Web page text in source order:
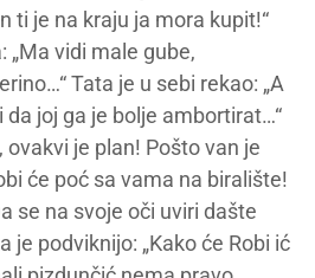
ti je na kraju ja mora kupit!“
„Ma vidi male gube,
Tata je u sebi rekao: „A
da joj ga je bolje ambortirat…“
ovakvi je plan! Pošto van je
će poć sa vama na biralište!
se na svoje oči uviri dašte
je podviknijo: „Kako će Robi ić